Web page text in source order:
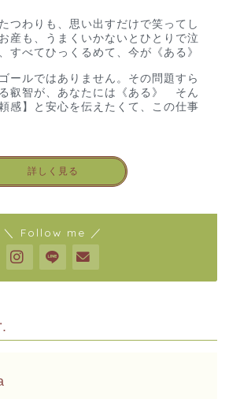
つわりも、思い出すだけで笑ってし
産も、うまくいかないとひとりで泣
すべてひっくるめて、今が《ある》
ールではありません。その問題すら
叡智が、あなたには《ある》 そん
感】と安心を伝えたくて、この仕事
詳しく見る
＼ Follow me ／